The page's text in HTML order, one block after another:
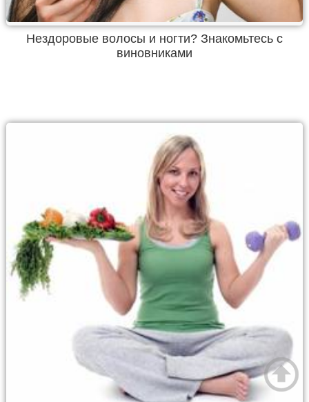
Нездоровые волосы и ногти? Знакомьтесь с
виновниками